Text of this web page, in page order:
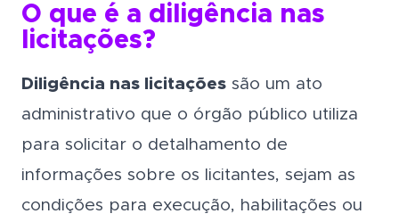
O que é a diligência nas
licitações?
Diligência nas licitações são um ato
administrativo que o órgão público utiliza
para solicitar o detalhamento de
informações sobre os licitantes, sejam as
condições para execução, habilitações ou